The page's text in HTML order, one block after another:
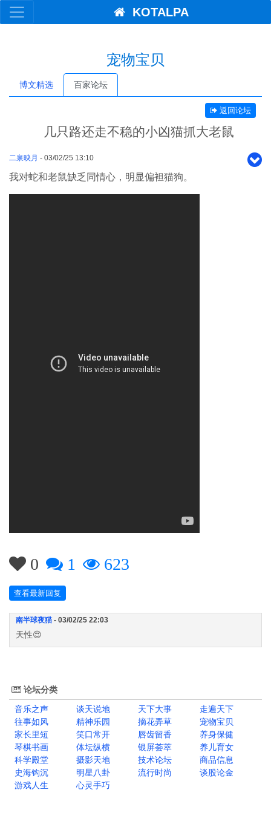
KOTALPA
宠物宝贝
博文精选 百家论坛
返回论坛
几只路还走不稳的小凶猫抓大老鼠
二泉映月 - 03/02/25 13:10
我对蛇和老鼠缺乏同情心，明显偏袒猫狗。
0 1 623
查看最新回复
南半球夜猫 - 03/02/25 22:03
天性😍
论坛分类
音乐之声
谈天说地 天下大事
走遍天下
往事如风
精神乐园 摘花弄草
宠物宝贝
家长里短
笑口常开 唇齿留香
养身保健
琴棋书画
体坛纵横 银屏荟萃
养儿育女
科学殿堂
摄影天地 技术论坛
商品信息
史海钩沉
明星八卦 流行时尚
谈股论金
游戏人生
心灵手巧